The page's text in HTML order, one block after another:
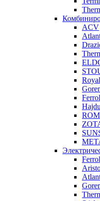
ACV
Hajdu